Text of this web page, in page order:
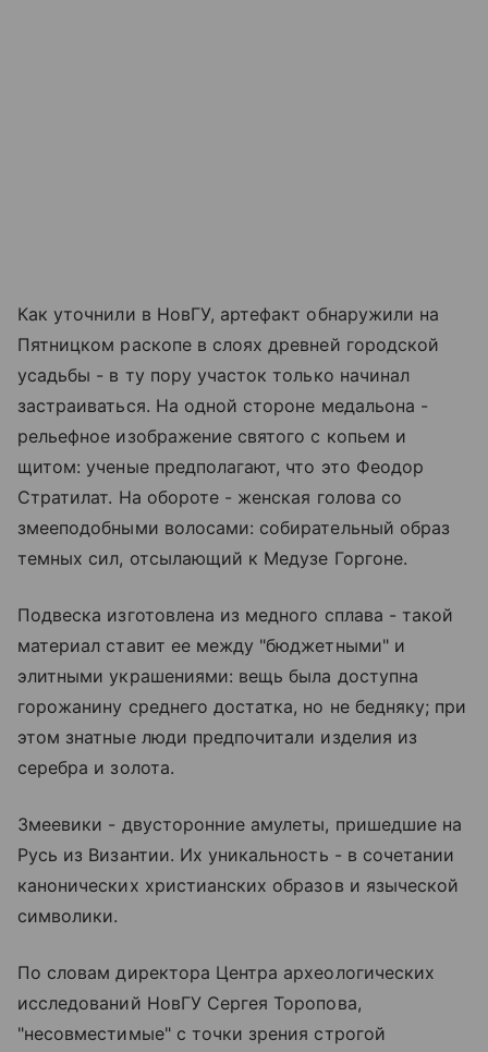
Как уточнили в НовГУ, артефакт обнаружили на
Пятницком раскопе в слоях древней городской
усадьбы - в ту пору участок только начинал
застраиваться. На одной стороне медальона -
рельефное изображение святого с копьем и
щитом: ученые предполагают, что это Феодор
Стратилат. На обороте - женская голова со
змееподобными волосами: собирательный образ
темных сил, отсылающий к Медузе Горгоне.
Подвеска изготовлена из медного сплава - такой
материал ставит ее между "бюджетными" и
элитными украшениями: вещь была доступна
горожанину среднего достатка, но не бедняку; при
этом знатные люди предпочитали изделия из
серебра и золота.
Змеевики - двусторонние амулеты, пришедшие на
Русь из Византии. Их уникальность - в сочетании
канонических христианских образов и языческой
символики.
По словам директора Центра археологических
исследований НовГУ Сергея Торопова,
"несовместимые" с точки зрения строгой